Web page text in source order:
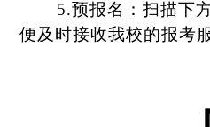
5.预报名：扫描下
便及时接收我校的报考